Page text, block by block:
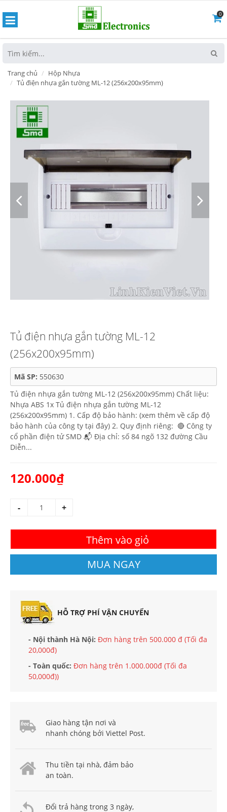
0
Trang chủ
Hộp Nhựa
Tủ điện nhựa gắn tường ML-12 (256x200x95mm)
Tủ điện nhựa gắn tường ML-12
(256x200x95mm)
Mã SP: 550630
Tủ điện nhựa gắn tường ML-12 (256x200x95mm) Chất liệu:
Nhựa ABS 1x Tủ điện nhựa gắn tường ML-12
(256x200x95mm) 1. Cấp độ bảo hành: (xem thêm về cấp độ
bảo hành của công ty tại đây) 2. Quy định riêng: 🔴 Công ty
cổ phần điện tử SMD 📬 Địa chỉ: số 84 ngõ 132 đường Cầu
Diễn...
120.000₫
- +
Thêm vào giỏ
MUA NGAY
HỖ TRỢ PHÍ VẬN CHUYỂN
- Nội thành Hà Nội: Đơn hàng trên 500.000 đ (Tối đa
20,000đ)
- Toàn quốc: Đơn hàng trên 1.000.000đ (Tối đa
50,000đ))
Giao hàng tận nơi và
nhanh chóng bởi Viettel Post.
Thu tiền tại nhà, đảm bảo
an toàn.
Đổi trả hàng trong 3 ngày,